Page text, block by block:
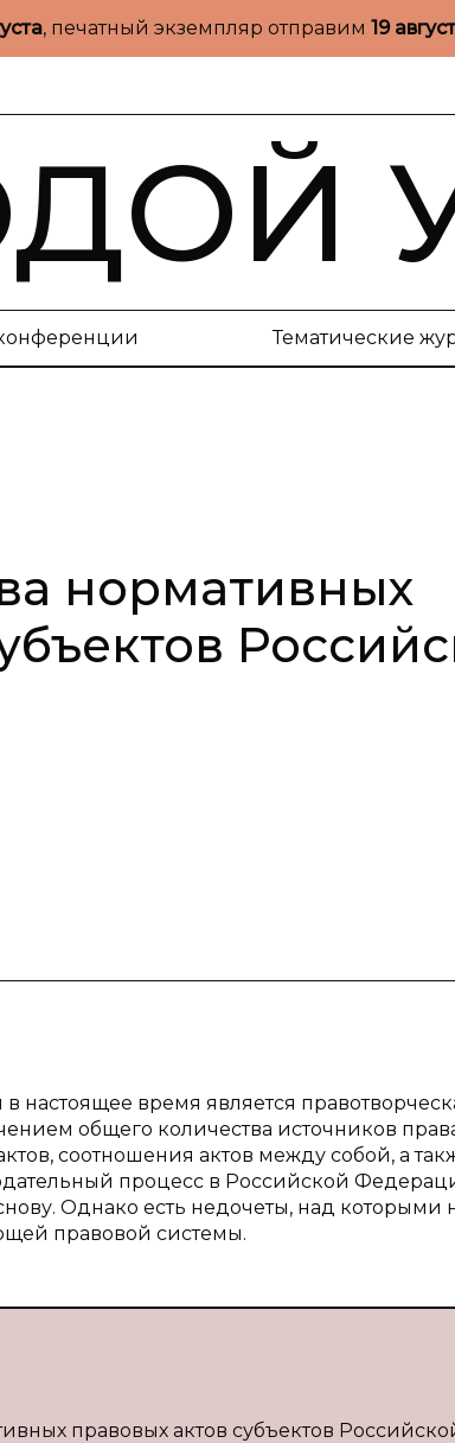
, печатный экземпляр отправим 19
Тематические
нормативных
время является
общего количества источников
соотношения актов между собой, а
процесс в Российской
Однако есть недочеты, над которыми
правовой системы.
правовых актов субъектов